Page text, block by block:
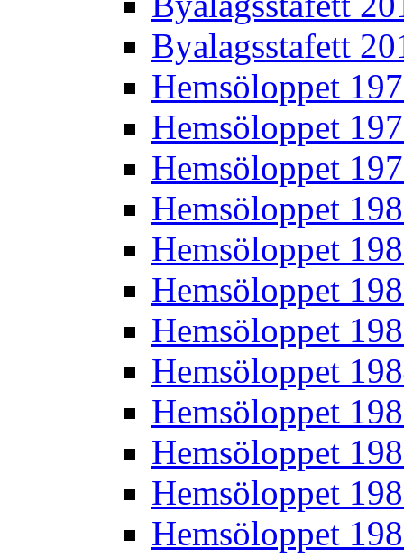
Byalagsstafett
Hemsöloppet
Hemsöloppet
Hemsöloppet
Hemsöloppet
Hemsöloppet
Hemsöloppet
Hemsöloppet
Hemsöloppet
Hemsöloppet
Hemsöloppet
Hemsöloppet
Hemsöloppet